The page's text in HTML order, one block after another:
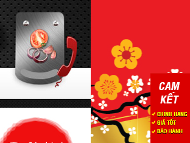
Sự hài lòng của khách hàng
Là thành công